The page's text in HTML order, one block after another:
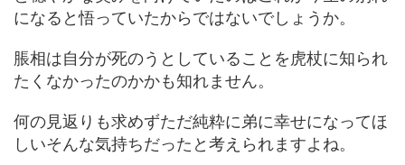
になると悟っていたからではないでしょうか。
脹相は自分が死のうとしていることを虎杖に知られ
たくなかったのかかも知れません。
何の見返りも求めずただ純粋に弟に幸せになってほ
しいそんな気持ちだったと考えられますよね。